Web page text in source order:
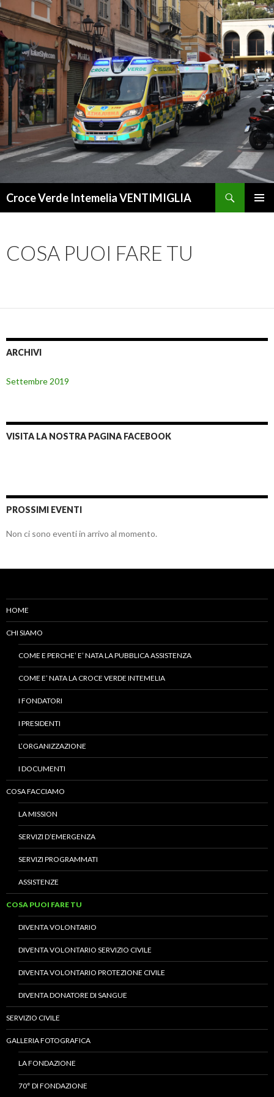
Croce Verde Intemelia VENTIMIGLIA
COSA PUOI FARE TU
ARCHIVI
Settembre 2019
VISITA LA NOSTRA PAGINA FACEBOOK
PROSSIMI EVENTI
Non ci sono eventi in arrivo al momento.
HOME
CHI SIAMO
COME E PERCHE’ E’ NATA LA PUBBLICA ASSISTENZA
COME E’ NATA LA CROCE VERDE INTEMELIA
I FONDATORI
I PRESIDENTI
L’ORGANIZZAZIONE
I DOCUMENTI
COSA FACCIAMO
LA MISSION
SERVIZI D’EMERGENZA
SERVIZI PROGRAMMATI
ASSISTENZE
COSA PUOI FARE TU
DIVENTA VOLONTARIO
DIVENTA VOLONTARIO SERVIZIO CIVILE
DIVENTA VOLONTARIO PROTEZIONE CIVILE
DIVENTA DONATORE DI SANGUE
SERVIZIO CIVILE
GALLERIA FOTOGRAFICA
LA FONDAZIONE
70° DI FONDAZIONE